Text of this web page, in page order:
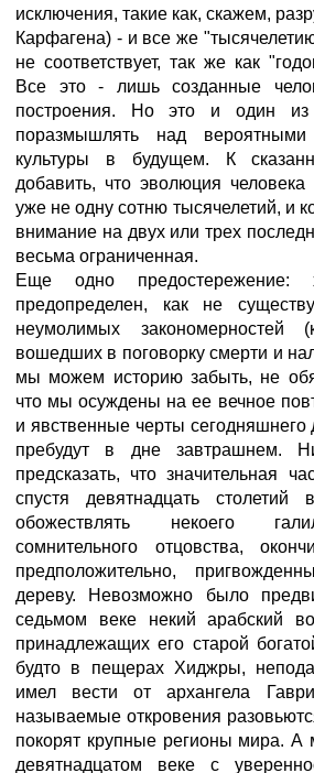
исключения, такие как, скажем,
Карфагена) - и все же
не соответствует, так же как
Все это - лишь созданные
построения. Но это и один из
поразмышлять над вероятными
культуры в будущем. К
добавить, что эволюция
уже не одну сотню тысячелетий, и
внимание на двух или трех
весьма ограниченная.
Еще одно
предопределен, как не
неумолимых закономерностей
вошедших в поговорку смерти и
мы можем историю забыть, не
что мы осуждены на ее вечное
и явственные черты сегодняшнего
пребудут в дне завтрашнем.
предсказать, что значительная
спустя девятнадцать
обожествлять некоего
сомнительного отцовства,
предположительно,
дереву. Невозможно было
седьмом веке некий арабский
принадлежащих его старой
будто в пещерах Хиджры,
имел вести от архангела
называемые откровения
покорят крупные регионы мира. А
девятнадцатом веке с